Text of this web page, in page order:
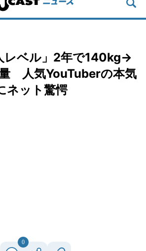
レベル」2年で140kg→
人気YouTuberの本気
ネット驚愕
0